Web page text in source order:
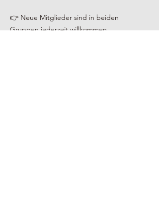
👉 Neue Mitglieder sind in beiden
Gruppen jederzeit willkommen.